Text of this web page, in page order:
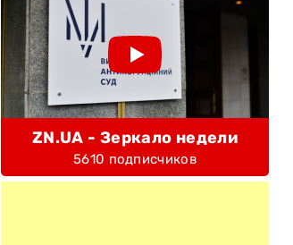
ZN.UA - Зеркало недели
5610 подписчиков